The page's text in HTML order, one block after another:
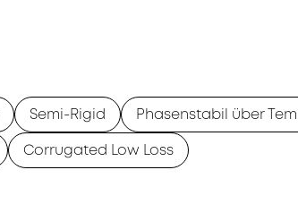
Semi-Rigid
Phasenstabil über
Corrugated Low Loss